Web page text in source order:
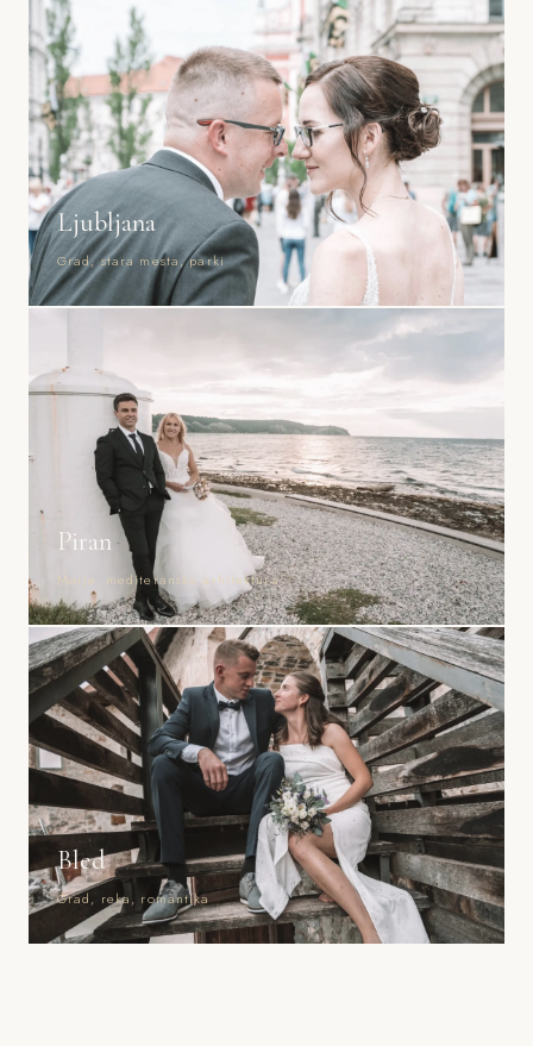
Ljubljana
Grad, stara mesta, parki
Piran
Morje, mediteranska arhitektura
Bled
Grad, reka, romantika